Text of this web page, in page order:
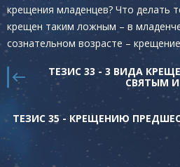
крещения младенцев? Что делать
крещен таким ложным – в
сознательном возрасте –
ТЕЗИС 33 - 3 ВИДА
СВЯТЫМ
ТЕЗИС 35 - КРЕЩЕНИЮ